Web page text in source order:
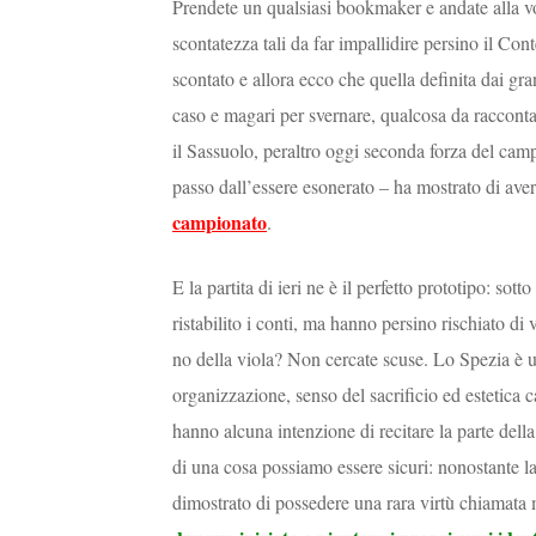
Prendete un qualsiasi bookmaker e andate alla
scontatezza tali da far impallidire persino il
scontato e allora ecco che quella definita dai
caso e magari per svernare, qualcosa da
il Sassuolo, peraltro oggi seconda forza del
passo dall’essere esonerato – ha mostrato di
campionato.
E la partita di ieri ne è il perfetto prototipo:
ristabilito i conti, ma hanno persino rischiato di
no della viola? Non cercate scuse. Lo Spezia
organizzazione, senso del sacrificio ed estetica
hanno alcuna intenzione di recitare la parte
di una cosa possiamo essere sicuri:
dimostrato di possedere una rara virtù chiamata